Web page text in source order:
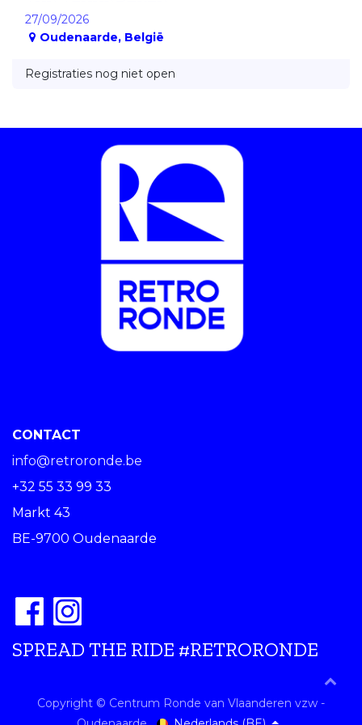
27/09/2026
Oudenaarde, België
Registraties nog niet open
CONTACT
info@retroronde.be
+32 55 33 99 33
Markt 43
BE-9700 Oudenaarde
SPREAD THE RIDE #RETRORONDE
Copyright © Centrum Ronde van Vlaanderen vzw -